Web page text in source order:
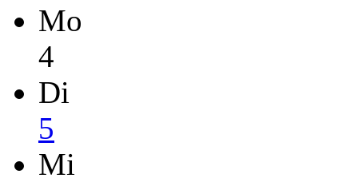
Mo
4
Di
5
Mi